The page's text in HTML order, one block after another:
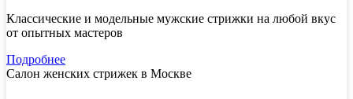
Классические и модельные мужские стрижки на любой вкус
от опытных мастеров
Подробнее
Салон женских стрижек в Москве